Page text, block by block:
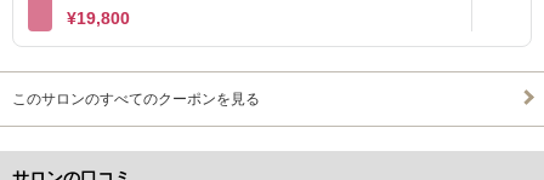
¥19,800
このサロンのすべてのクーポンを見る